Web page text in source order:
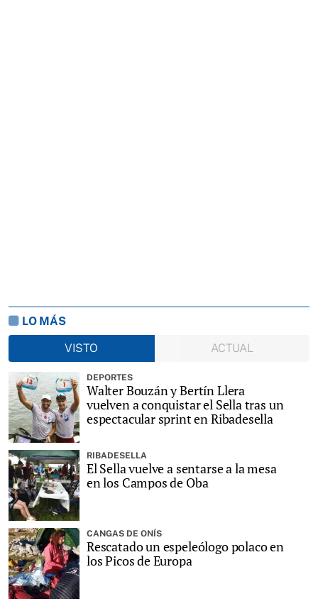
LO MÁS
VISTO
ACTUAL
DEPORTES
Walter Bouzán y Bertín Llera
vuelven a conquistar el Sella tras un
espectacular sprint en Ribadesella
RIBADESELLA
El Sella vuelve a sentarse a la mesa
en los Campos de Oba
CANGAS DE ONÍS
Rescatado un espeleólogo polaco en
los Picos de Europa